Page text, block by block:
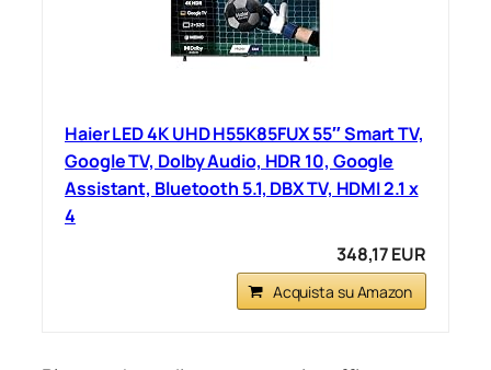
Haier LED 4K UHD H55K85FUX 55″ Smart TV,
Google TV, Dolby Audio, HDR 10, Google
Assistant, Bluetooth 5.1, DBX TV, HDMI 2.1 x
4
348,17 EUR
Acquista su Amazon